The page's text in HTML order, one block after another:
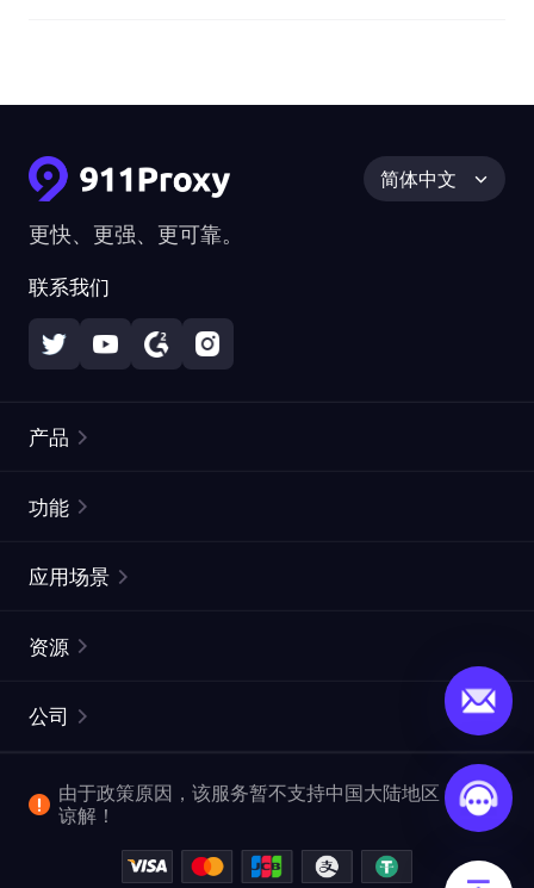
更快、更强、更可靠。
联系我们
简体中文
产品
静态住宅代理
网页抓取 API
视频下载 API
功能
ISP代理
ProxySite
应用场景
市场研究
爬行和索引
查看全部使用场景
资源
常见问题解答
位置
公司
企业服务
反洗钱合规计划
由于政策原因，该服务暂不支持中国大陆地区，敬请
谅解！